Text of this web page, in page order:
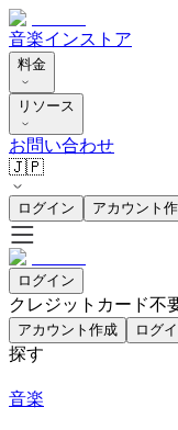
音楽インストア
料金
リソース
お問い合わせ
🇯🇵
ログイン アカウント
ログイン
クレジットカード不
アカウント作成 ログ
探す
音楽